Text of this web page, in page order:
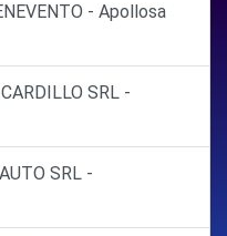
- Apollosa
SRL -
SRL -